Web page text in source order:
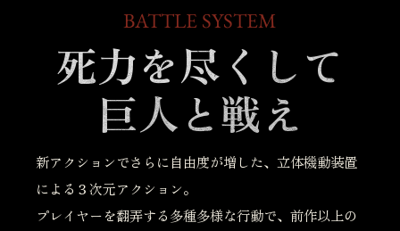
BATTLE SYSTEM
死力を尽くして
巨人と戦え
新アクションでさらに自由度が増した、立体機動装置
による３次元アクション。
プレイヤーを翻弄する多種多様な行動で、前作以上の